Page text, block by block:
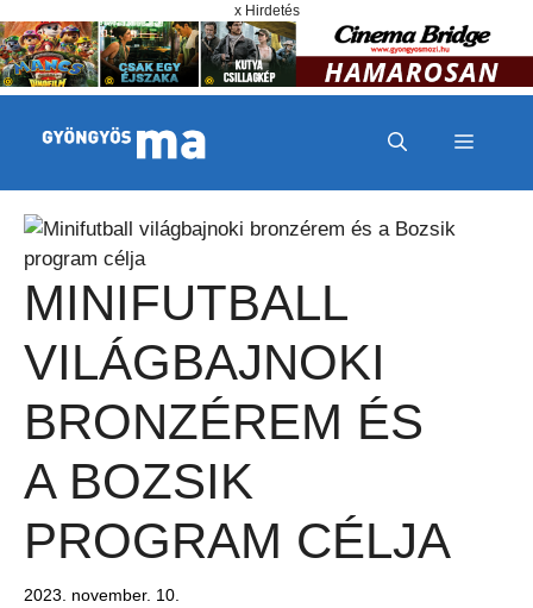
x Hirdetés
MENÜ
MINIFUTBALL
VILÁGBAJNOKI
BRONZÉREM ÉS
A BOZSIK
PROGRAM CÉLJA
2023. november. 10.